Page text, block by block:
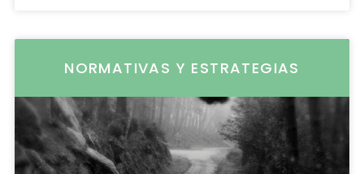
NORMATIVAS Y ESTRATEGIAS